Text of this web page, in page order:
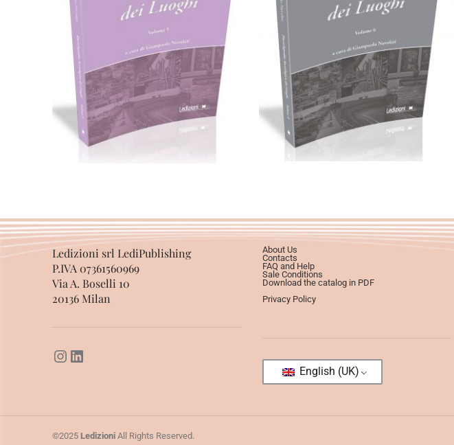
CartaceoeBook in PDF
0,00 40,00€
Select options
CartaceoeBook in PDF
0,00€ 40,00€
Select options
Ledizioni srl LediPublishing
P.IVA 07361560969
Via A. Boselli 10
20136 Milan
About Us
Contacts
FAQ and Help
Sale Conditions
Download the catalog in PDF
Privacy Policy
English (UK)
©2025 Ledizioni All Rights Reserved.